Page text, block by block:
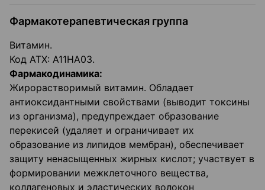
Фармакотерапевтическая группа
Витамин.
Код ATX: А11НА03.
Фармакодинамика:
Жирорастворимый витамин. Обладает
антиоксидантными свойствами (выводит токсины
из организма), предупреждает образование
перекисей (удаляет и ограничивает их
образование из липидов мембран), обеспечивает
защиту ненасыщенных жирных кислот; участвует в
формировании межклеточного вещества,
коллагеновых и эластических волокон